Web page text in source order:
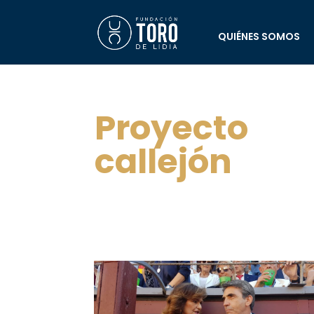
QUIÉNES SOMOS
Proyecto
callejón